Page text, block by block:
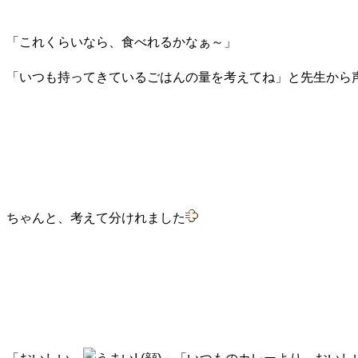
「これくらいなら、食べれるかなぁ～」
「いつも持ってきているごはんの量を考えてね」と先生から
ちゃんと、考えて分けれました